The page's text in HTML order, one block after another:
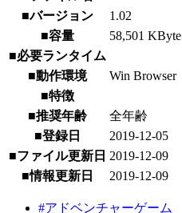
■バージョン
1.02
■容量
58,501 KByte
■必要ランタイム
■動作環境
Win Browser
■特徴
■推奨年齢
全年齢
■登録日
2019-12-05
■ファイル更新日 2019-12-09
■情報更新日
2019-12-09
#アドベンチャーゲーム